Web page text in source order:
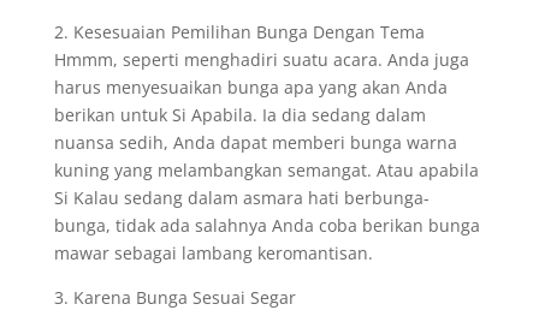
2. Kesesuaian Pemilihan Bunga Dengan Tema
Hmmm, seperti menghadiri suatu acara. Anda juga
harus menyesuaikan bunga apa yang akan Anda
berikan untuk Si Apabila. Ia dia sedang dalam
nuansa sedih, Anda dapat memberi bunga warna
kuning yang melambangkan semangat. Atau apabila
Si Kalau sedang dalam asmara hati berbunga-
bunga, tidak ada salahnya Anda coba berikan bunga
mawar sebagai lambang keromantisan.
3. Karena Bunga Sesuai Segar